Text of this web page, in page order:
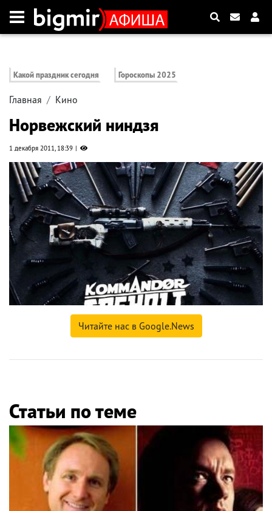
Какой праздник сегодня Гороскопы 2025
Главная Кино
Норвежский ниндзя
1 декабря 2011, 18:39
Читайте нас в Google.News
Статьи по теме